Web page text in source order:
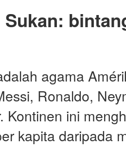
agama
Ronaldo,
Kontinen ini
kapita daripada